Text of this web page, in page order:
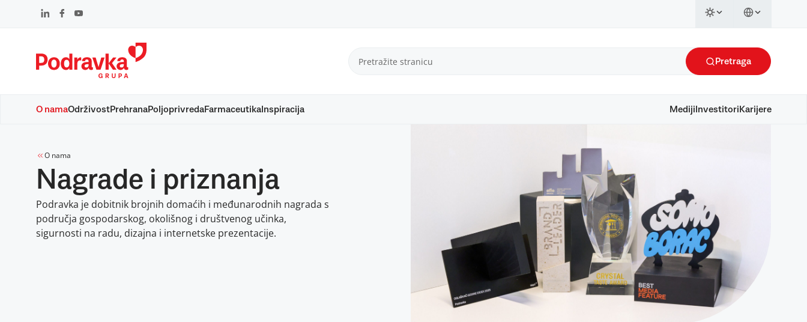
Pretraga
O namaOdrživostPrehranaPoljoprivredaFarmaceutikaInspiracija Mediji Investitori Karijere
O nama
Nagrade i priznanja
Podravka je dobitnik brojnih domaćih i međunarodnih nagrada s
područja gospodarskog, okolišnog i društvenog učinka,
sigurnosti na radu, dizajna i internetske prezentacije.